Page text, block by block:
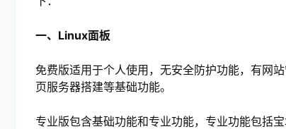
一、Linux面板
免费版适用于个人使用，无安全防护功能，有网
页服务器搭建等基础功能。
专业版包含基础功能和专业功能，专业功能包括